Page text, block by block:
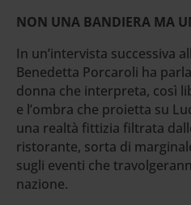
NON UNA BANDIERA MA
In un’intervista successiva
Benedetta Porcaroli ha
donna che interpreta, così
e l’ombra che proietta su
una realtà fittizia filtrata
ristorante, sorta di
sugli eventi che
nazione.